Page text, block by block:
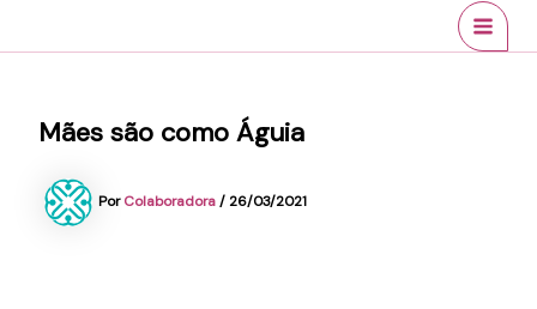
Mães são como Águia
PorColaboradora/26/03/2021